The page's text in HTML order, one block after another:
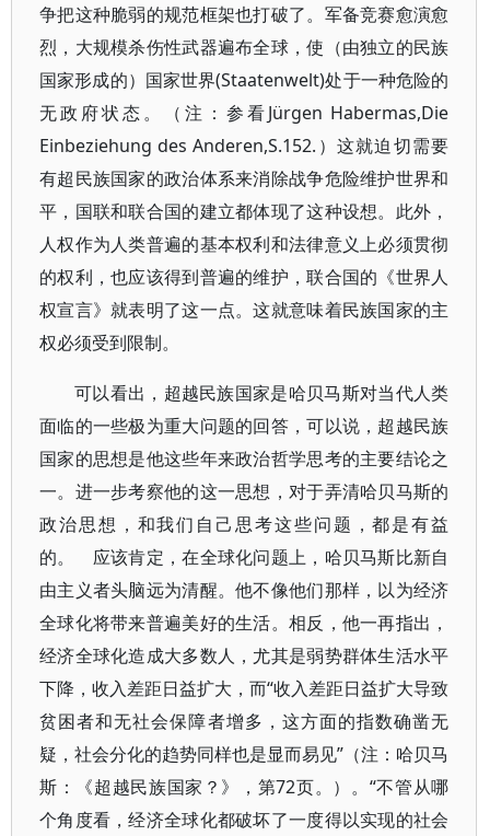
争把这种脆弱的规范框架也打破了。军备竞赛愈演愈
烈，大规模杀伤性武器遍布全球，使（由独立的民族
国家形成的）国家世界(Staatenwelt)处于一种危险的
无政府状态。（注：参看Jürgen Habermas,Die
Einbeziehung des Anderen,S.152.）这就迫切需要
有超民族国家的政治体系来消除战争危险维护世界和
平，国联和联合国的建立都体现了这种设想。此外，
人权作为人类普遍的基本权利和法律意义上必须贯彻
的权利，也应该得到普遍的维护，联合国的《世界人
权宣言》就表明了这一点。这就意味着民族国家的主
权必须受到限制。
可以看出，超越民族国家是哈贝马斯对当代人类
面临的一些极为重大问题的回答，可以说，超越民族
国家的思想是他这些年来政治哲学思考的主要结论之
一。进一步考察他的这一思想，对于弄清哈贝马斯的
政治思想，和我们自己思考这些问题，都是有益
的。 应该肯定，在全球化问题上，哈贝马斯比新自
由主义者头脑远为清醒。他不像他们那样，以为经济
全球化将带来普遍美好的生活。相反，他一再指出，
经济全球化造成大多数人，尤其是弱势群体生活水平
下降，收入差距日益扩大，而“收入差距日益扩大导致
贫困者和无社会保障者增多，这方面的指数确凿无
疑，社会分化的趋势同样也是显而易见”（注：哈贝马
斯：《超越民族国家？》，第72页。）。“不管从哪
个角度看，经济全球化都破坏了一度得以实现的社会